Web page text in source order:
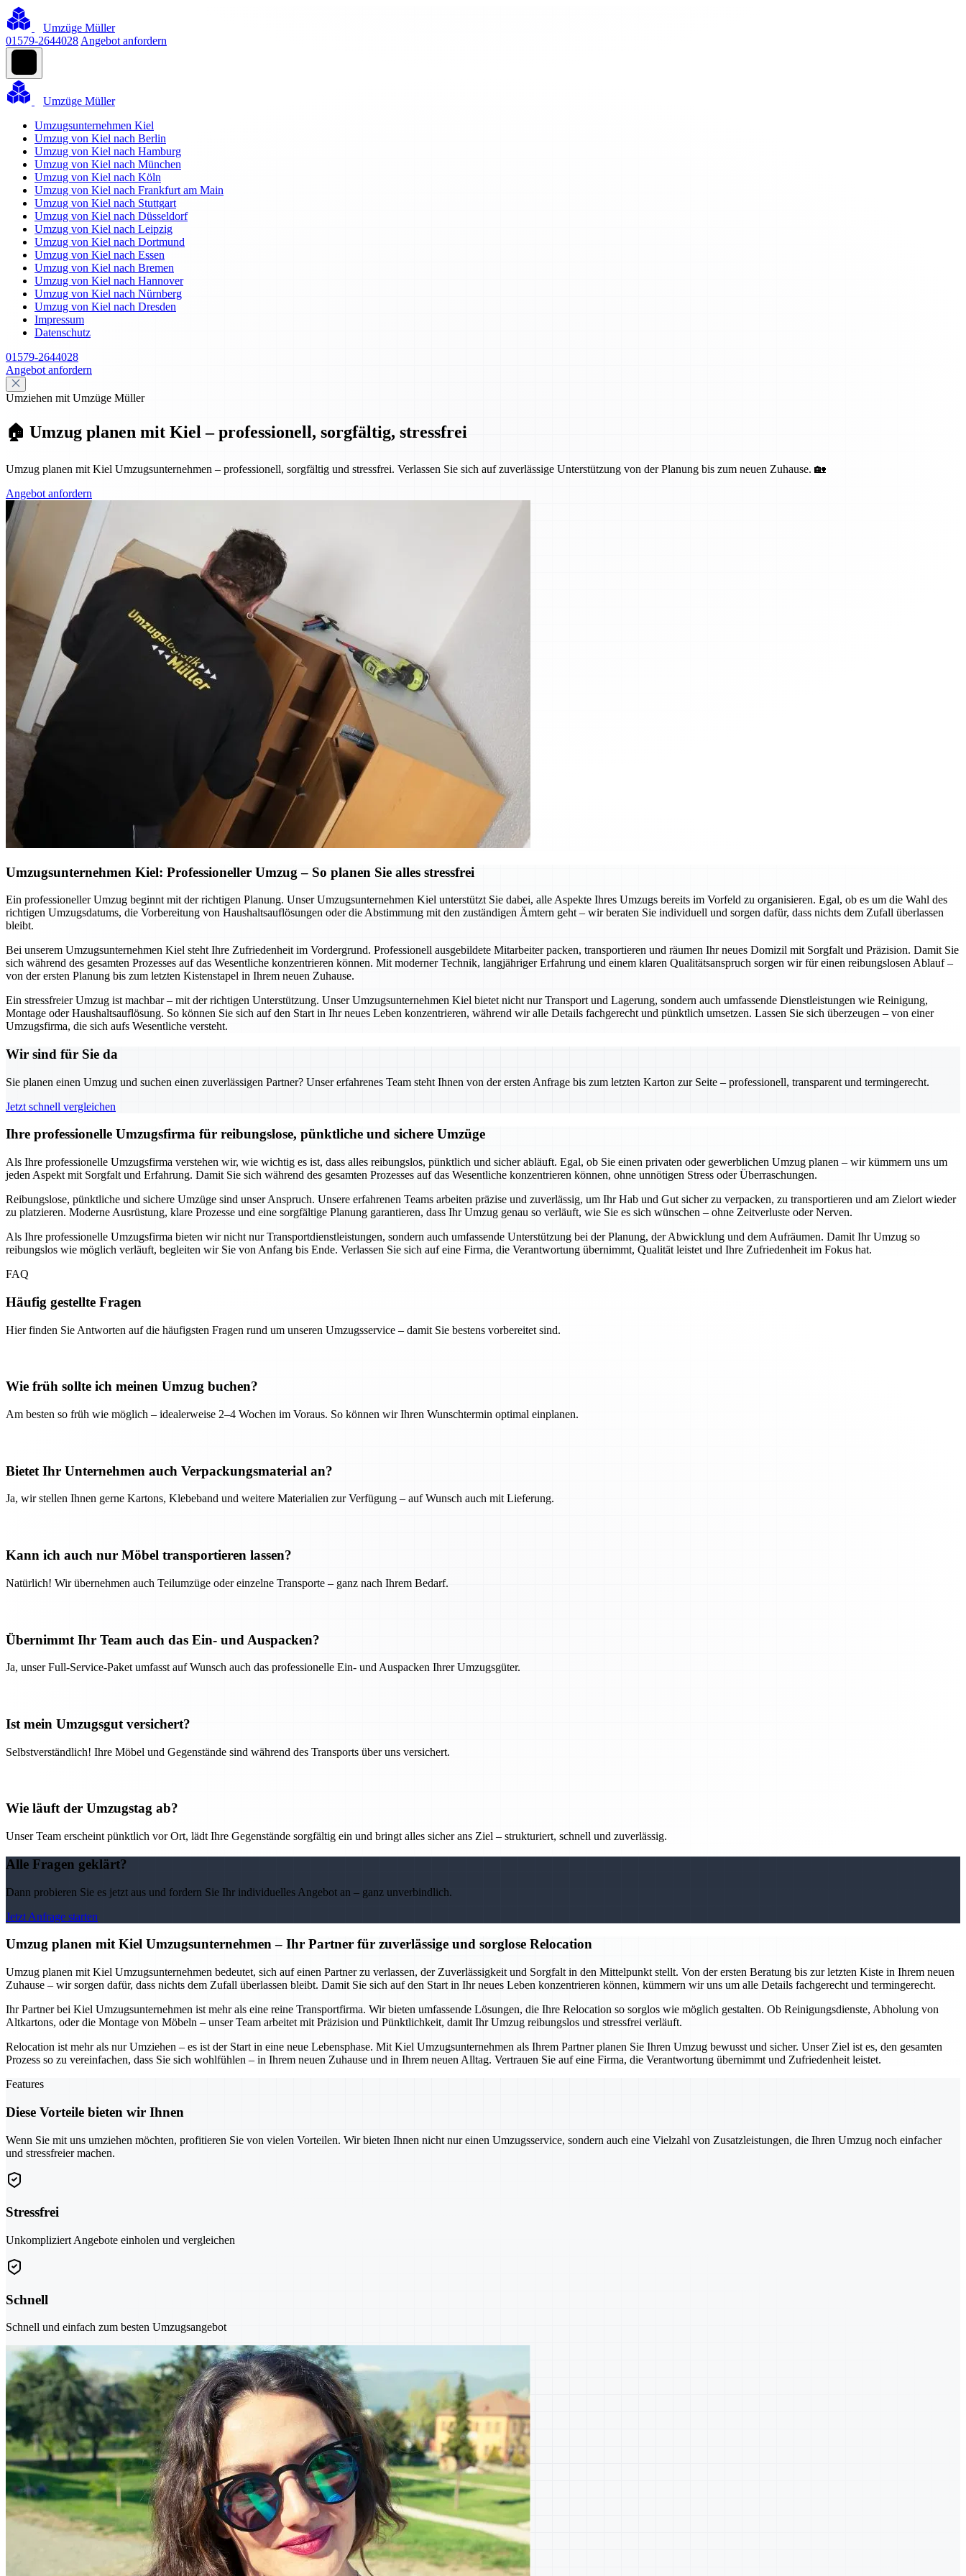
Umzüge Müller
01579-2644028 Angebot anfordern
Umzüge Müller
Umzugsunternehmen Kiel
Umzug von Kiel nach Berlin
Umzug von Kiel nach Hamburg
Umzug von Kiel nach München
Umzug von Kiel nach Köln
Umzug von Kiel nach Frankfurt am Main
Umzug von Kiel nach Stuttgart
Umzug von Kiel nach Düsseldorf
Umzug von Kiel nach Leipzig
Umzug von Kiel nach Dortmund
Umzug von Kiel nach Essen
Umzug von Kiel nach Bremen
Umzug von Kiel nach Hannover
Umzug von Kiel nach Nürnberg
Umzug von Kiel nach Dresden
Impressum
Datenschutz
01579-2644028
Angebot anfordern
Umziehen mit Umzüge Müller
🏠 Umzug planen mit Kiel – professionell, sorgfältig, stressfrei
Umzug planen mit Kiel Umzugsunternehmen – professionell, sorgfältig und stressfrei. Verlassen Sie sich auf zuverlässige Unterstützung von der Planung bis zum neuen Zuhause. 🏡
Angebot anfordern
Umzugsunternehmen Kiel: Professioneller Umzug – So planen Sie alles stressfrei
Ein professioneller Umzug beginnt mit der richtigen Planung. Unser Umzugsunternehmen Kiel unterstützt Sie dabei, alle Aspekte Ihres Umzugs bereits im Vorfeld zu organisieren. Egal, ob es um die Wahl des
richtigen Umzugsdatums, die Vorbereitung von Haushaltsauflösungen oder die Abstimmung mit den zuständigen Ämtern geht – wir beraten Sie individuell und sorgen dafür, dass nichts dem Zufall überlassen
bleibt.
Bei unserem Umzugsunternehmen Kiel steht Ihre Zufriedenheit im Vordergrund. Professionell ausgebildete Mitarbeiter packen, transportieren und räumen Ihr neues Domizil mit Sorgfalt und Präzision. Damit Sie
sich während des gesamten Prozesses auf das Wesentliche konzentrieren können. Mit moderner Technik, langjähriger Erfahrung und einem klaren Qualitätsanspruch sorgen wir für einen reibungslosen Ablauf –
von der ersten Planung bis zum letzten Kistenstapel in Ihrem neuen Zuhause.
Ein stressfreier Umzug ist machbar – mit der richtigen Unterstützung. Unser Umzugsunternehmen Kiel bietet nicht nur Transport und Lagerung, sondern auch umfassende Dienstleistungen wie Reinigung,
Montage oder Haushaltsauflösung. So können Sie sich auf den Start in Ihr neues Leben konzentrieren, während wir alle Details fachgerecht und pünktlich umsetzen. Lassen Sie sich überzeugen – von einer
Umzugsfirma, die sich aufs Wesentliche versteht.
Wir sind für Sie da
Sie planen einen Umzug und suchen einen zuverlässigen Partner? Unser erfahrenes Team steht Ihnen von der ersten Anfrage bis zum letzten Karton zur Seite – professionell, transparent und termingerecht.
Jetzt schnell vergleichen
Ihre professionelle Umzugsfirma für reibungslose, pünktliche und sichere Umzüge
Als Ihre professionelle Umzugsfirma verstehen wir, wie wichtig es ist, dass alles reibungslos, pünktlich und sicher abläuft. Egal, ob Sie einen privaten oder gewerblichen Umzug planen – wir kümmern uns um
jeden Aspekt mit Sorgfalt und Erfahrung. Damit Sie sich während des gesamten Prozesses auf das Wesentliche konzentrieren können, ohne unnötigen Stress oder Überraschungen.
Reibungslose, pünktliche und sichere Umzüge sind unser Anspruch. Unsere erfahrenen Teams arbeiten präzise und zuverlässig, um Ihr Hab und Gut sicher zu verpacken, zu transportieren und am Zielort wieder
zu platzieren. Moderne Ausrüstung, klare Prozesse und eine sorgfältige Planung garantieren, dass Ihr Umzug genau so verläuft, wie Sie es sich wünschen – ohne Zeitverluste oder Nerven.
Als Ihre professionelle Umzugsfirma bieten wir nicht nur Transportdienstleistungen, sondern auch umfassende Unterstützung bei der Planung, der Abwicklung und dem Aufräumen. Damit Ihr Umzug so
reibungslos wie möglich verläuft, begleiten wir Sie von Anfang bis Ende. Verlassen Sie sich auf eine Firma, die Verantwortung übernimmt, Qualität leistet und Ihre Zufriedenheit im Fokus hat.
FAQ
Häufig gestellte Fragen
Hier finden Sie Antworten auf die häufigsten Fragen rund um unseren Umzugsservice – damit Sie bestens vorbereitet sind.
Wie früh sollte ich meinen Umzug buchen?
Am besten so früh wie möglich – idealerweise 2–4 Wochen im Voraus. So können wir Ihren Wunschtermin optimal einplanen.
Bietet Ihr Unternehmen auch Verpackungsmaterial an?
Ja, wir stellen Ihnen gerne Kartons, Klebeband und weitere Materialien zur Verfügung – auf Wunsch auch mit Lieferung.
Kann ich auch nur Möbel transportieren lassen?
Natürlich! Wir übernehmen auch Teilumzüge oder einzelne Transporte – ganz nach Ihrem Bedarf.
Übernimmt Ihr Team auch das Ein- und Auspacken?
Ja, unser Full-Service-Paket umfasst auf Wunsch auch das professionelle Ein- und Auspacken Ihrer Umzugsgüter.
Ist mein Umzugsgut versichert?
Selbstverständlich! Ihre Möbel und Gegenstände sind während des Transports über uns versichert.
Wie läuft der Umzugstag ab?
Unser Team erscheint pünktlich vor Ort, lädt Ihre Gegenstände sorgfältig ein und bringt alles sicher ans Ziel – strukturiert, schnell und zuverlässig.
Alle Fragen geklärt?
Dann probieren Sie es jetzt aus und fordern Sie Ihr individuelles Angebot an – ganz unverbindlich.
Jetzt Anfrage starten
Umzug planen mit Kiel Umzugsunternehmen – Ihr Partner für zuverlässige und sorglose Relocation
Umzug planen mit Kiel Umzugsunternehmen bedeutet, sich auf einen Partner zu verlassen, der Zuverlässigkeit und Sorgfalt in den Mittelpunkt stellt. Von der ersten Beratung bis zur letzten Kiste in Ihrem neuen
Zuhause – wir sorgen dafür, dass nichts dem Zufall überlassen bleibt. Damit Sie sich auf den Start in Ihr neues Leben konzentrieren können, kümmern wir uns um alle Details fachgerecht und termingerecht.
Ihr Partner bei Kiel Umzugsunternehmen ist mehr als eine reine Transportfirma. Wir bieten umfassende Lösungen, die Ihre Relocation so sorglos wie möglich gestalten. Ob Reinigungsdienste, Abholung von
Altkartons, oder die Montage von Möbeln – unser Team arbeitet mit Präzision und Pünktlichkeit, damit Ihr Umzug reibungslos und stressfrei verläuft.
Relocation ist mehr als nur Umziehen – es ist der Start in eine neue Lebensphase. Mit Kiel Umzugsunternehmen als Ihrem Partner planen Sie Ihren Umzug bewusst und sicher. Unser Ziel ist es, den gesamten
Prozess so zu vereinfachen, dass Sie sich wohlfühlen – in Ihrem neuen Zuhause und in Ihrem neuen Alltag. Vertrauen Sie auf eine Firma, die Verantwortung übernimmt und Zufriedenheit leistet.
Features
Diese Vorteile bieten wir Ihnen
Wenn Sie mit uns umziehen möchten, profitieren Sie von vielen Vorteilen. Wir bieten Ihnen nicht nur einen Umzugsservice, sondern auch eine Vielzahl von Zusatzleistungen, die Ihren Umzug noch einfacher
und stressfreier machen.
Stressfrei
Unkompliziert Angebote einholen und vergleichen
Schnell
Schnell und einfach zum besten Umzugsangebot